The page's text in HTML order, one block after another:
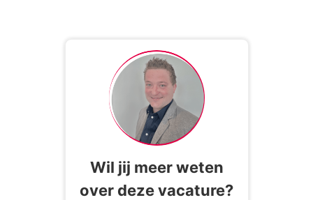
Wil jij meer weten
over deze vacature?